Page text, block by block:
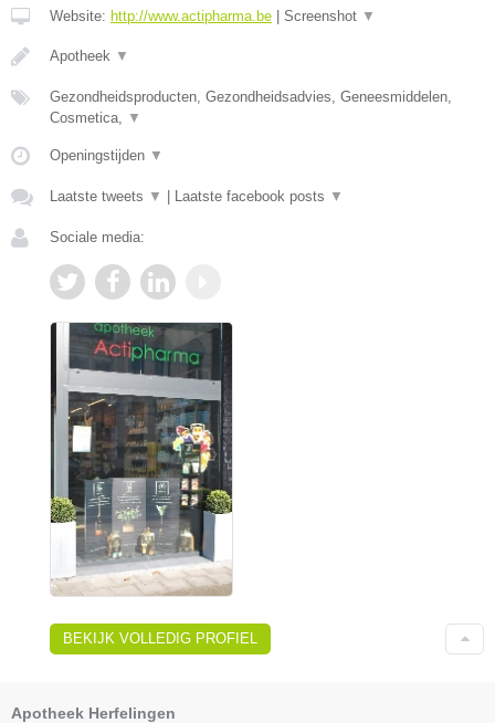
Website: http://www.actipharma.be Screenshot ▼
Apotheek ▼
Gezondheidsproducten, Gezondheidsadvies, Geneesmiddelen,
Cosmetica, ▼
Openingstijden ▼
Laatste tweets ▼ Laatste facebook posts ▼
Sociale media:
BEKIJK VOLLEDIG PROFIEL
Apotheek Herfelingen